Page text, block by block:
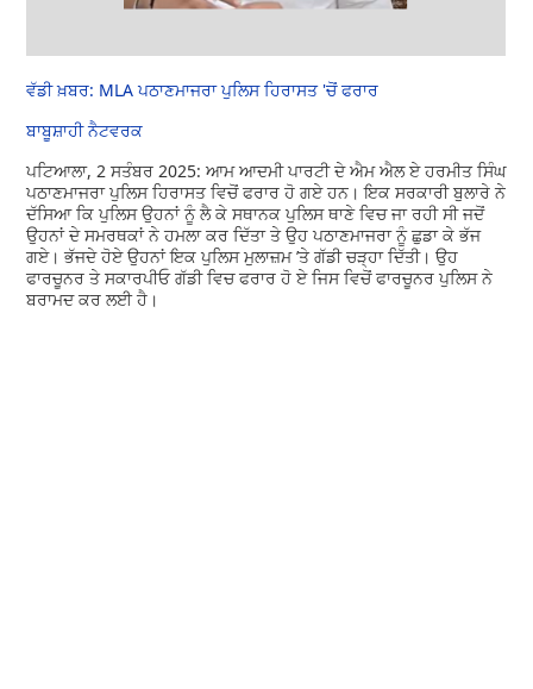
ਵੱਡੀ ਖ਼ਬਰ: MLA ਪਠਾਣਮਾਜਰਾ ਪੁਲਿਸ ਹਿਰਾਸਤ 'ਚੋਂ ਫਰਾਰ
ਬਾਬੂਸ਼ਾਹੀ ਨੈਟਵਰਕ
ਪਟਿਆਲਾ, 2 ਸਤੰਬਰ 2025: ਆਮ ਆਦਮੀ ਪਾਰਟੀ ਦੇ ਐਮ ਐਲ ਏ ਹਰਮੀਤ ਸਿੰਘ
ਪਠਾਣਮਾਜਰਾ ਪੁਲਿਸ ਹਿਰਾਸਤ ਵਿਚੋਂ ਫਰਾਰ ਹੋ ਗਏ ਹਨ। ਇਕ ਸਰਕਾਰੀ ਬੁਲਾਰੇ ਨੇ
ਦੱਸਿਆ ਕਿ ਪੁਲਿਸ ਉਹਨਾਂ ਨੂੰ ਲੈ ਕੇ ਸਥਾਨਕ ਪੁਲਿਸ ਥਾਣੇ ਵਿਚ ਜਾ ਰਹੀ ਸੀ ਜਦੋਂ
ਉਹਨਾਂ ਦੇ ਸਮਰਥਕਾਂ ਨੇ ਹਮਲਾ ਕਰ ਦਿੱਤਾ ਤੇ ਉਹ ਪਠਾਣਮਾਜਰਾ ਨੂੰ ਛੁਡਾ ਕੇ ਭੱਜ
ਗਏ। ਭੱਜਦੇ ਹੋਏ ਉਹਨਾਂ ਇਕ ਪੁਲਿਸ ਮੁਲਾਜ਼ਮ ’ਤੇ ਗੱਡੀ ਚੜ੍ਹਾ ਦਿੱਤੀ। ਉਹ
ਫਾਰਚੂਨਰ ਤੇ ਸਕਾਰਪੀਓ ਗੱਡੀ ਵਿਚ ਫਰਾਰ ਹੋ ਏ ਜਿਸ ਵਿਚੋਂ ਫਾਰਚੂਨਰ ਪੁਲਿਸ ਨੇ
ਬਰਾਮਦ ਕਰ ਲਈ ਹੈ।